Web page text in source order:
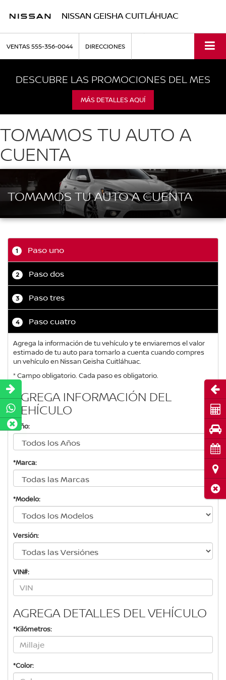
NISSAN GEISHA CUITLÁHUAC
VENTAS555-356-0044 DIRECCIONES
DESCUBRE LAS PROMOCIONES DEL MES
MÁS DETALLES AQUÍ
TOMAMOS TU AUTO A
CUENTA
TOMAMOS TU AUTO A CUENTA
1 Paso uno
2 Paso dos
3 Paso tres
4 Paso cuatro
Agrega la información de tu vehículo y te enviaremos el valor
estimado de tu auto para tomarlo a cuenta cuando compres
un vehículo en Nissan Geisha Cuitláhuac.
* Campo obligatorio. Cada paso es obligatorio.
AGREGA INFORMACIÓN DEL
VEHÍCULO
*Año:
*Marca:
*Modelo:
Versión:
VIN#:
AGREGA DETALLES DEL VEHÍCULO
*Kilómetros:
*Color: